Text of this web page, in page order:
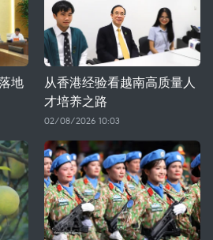
地
从香港经验看越南高质量人
才培养之路
02/08/2026 10:03